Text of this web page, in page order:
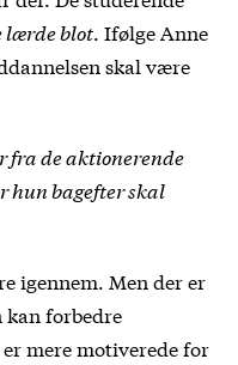
lærde blot . Ifølge Anne
skal være
fra de aktionerende
hun bagefter skal
igennem. Men der er
kan forbedre
mere motiverede for